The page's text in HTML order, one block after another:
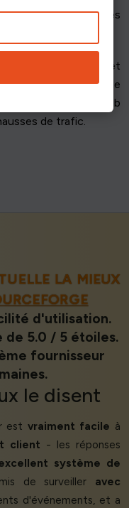
prévoir les tendances
en conséquence.
les anomalies et
proactive. Ce
d'un site web
de trafic.
LA MIEUX
d'utilisation.
de 5.0 / 5 étoiles.
fournisseur
le disent
est vraiment facile à
client - les réponses
système de
de surveiller avec
d'événements, et a